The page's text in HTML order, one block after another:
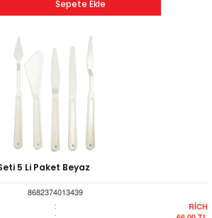
Sepete Ekle
5 Li Paket Beyaz
8682374013439
: RİCH